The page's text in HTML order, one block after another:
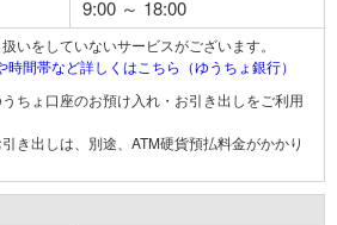
9:00 ～ 18:00
いをしていないサービスがございます。
間帯など詳しくはこちら（ゆうちょ銀行）
ちょ口座のお預け入れ・お引き出しをご利用
き出しは、別途、ATM硬貨預払料金がかかり